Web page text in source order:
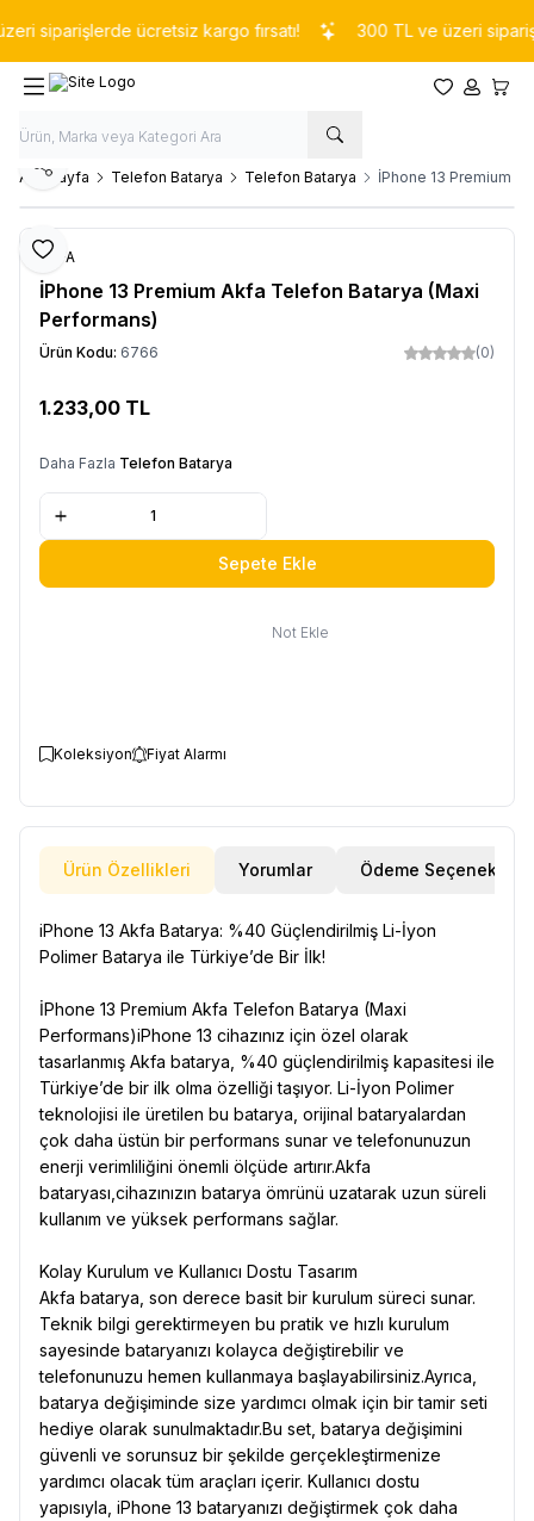
ücretsiz kargo fırsatı! 300 TL ve üzeri
Favorilerim
Hesabım
Ana Sayfa Telefon Batarya Telefon Batarya İPhone 13 Premium
Favoriye Ekle
Paylaş
AKFA
İPhone 13 Premium Akfa Telefon Batarya (Maxi
Performans)
Ürün Kodu: 6766 (0)
1.233,00 TL
Daha Fazla Telefon Batarya
Sepete Ekle
Not Ekle
Koleksiyon Fiyat Alarmı
Ürün Özellikleri Yorumlar Ödeme Seçenekleri
iPhone 13 Akfa Batarya: %40 Güçlendirilmiş Li-İyon
Polimer Batarya ile Türkiye’de Bir İlk!
İPhone 13 Premium Akfa Telefon Batarya (Maxi
Performans)iPhone 13 cihazınız için özel olarak
tasarlanmış Akfa batarya, %40 güçlendirilmiş kapasitesi ile
Türkiye’de bir ilk olma özelliği taşıyor. Li-İyon Polimer
teknolojisi ile üretilen bu batarya, orijinal bataryalardan
çok daha üstün bir performans sunar ve telefonunuzun
enerji verimliliğini önemli ölçüde artırır.Akfa
bataryası,cihazınızın batarya ömrünü uzatarak uzun süreli
kullanım ve yüksek performans sağlar.
Kolay Kurulum ve Kullanıcı Dostu Tasarım
Akfa batarya, son derece basit bir kurulum süreci sunar.
Teknik bilgi gerektirmeyen bu pratik ve hızlı kurulum
sayesinde bataryanızı kolayca değiştirebilir ve
telefonunuzu hemen kullanmaya başlayabilirsiniz.Ayrıca,
batarya değişiminde size yardımcı olmak için bir tamir seti
hediye olarak sunulmaktadır.Bu set, batarya değişimini
güvenli ve sorunsuz bir şekilde gerçekleştirmenize
yardımcı olacak tüm araçları içerir. Kullanıcı dostu
yapısıyla, iPhone 13 bataryanızı değiştirmek çok daha